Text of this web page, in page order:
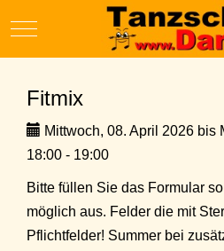
Mobile Menu Toggle
Fitmix
Mittwoch, 08. April 2026 bis
18:00 - 19:00
Bitte füllen Sie das Formular
möglich aus. Felder die mit
Pflichtfelder! Summer bei